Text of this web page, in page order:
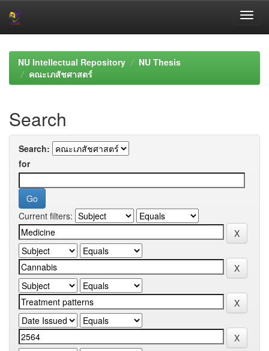
navigationNU Intellectual Repository
NU Thesis
คณะเภสัชศาสตร์
Search
Search:
for
Current filters: